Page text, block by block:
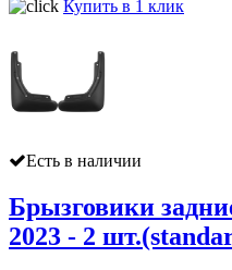
Купить в 1 клик
Есть в наличии
Брызговики
2023 - 2